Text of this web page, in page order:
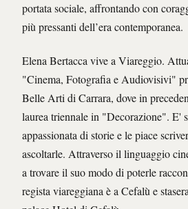
portata sociale, affrontando con
più pressanti dell’era contemporanea.
Elena Bertacca vive a Viareggio.
"Cinema, Fotografia e Audiovisivi"
Belle Arti di Carrara, dove in
laurea triennale in "Decorazione". E'
appassionata di storie e le piace
ascoltarle. Attraverso il linguaggio
a trovare il suo modo di poterle
regista viareggiana è a Cefalù e